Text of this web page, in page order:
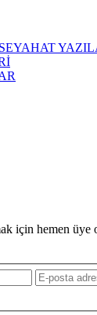
için hemen üye